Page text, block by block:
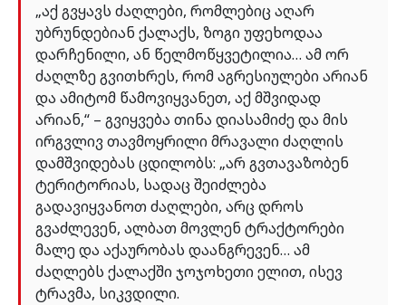
„აქ გვყავს ძაღლები, რომლებიც აღარ
უბრუნდებიან ქალაქს, ზოგი უფეხოდაა
დარჩენილი, ან წელმოწყვეტილია… ამ ორ
ძაღლზე გვითხრეს, რომ აგრესიულები არიან
და ამიტომ წამოვიყვანეთ, აქ მშვიდად
არიან,“ – გვიყვება თინა დიასამიძე და მის
ირგვლივ თავმოყრილი მრავალი ძაღლის
დამშვიდებას ცდილობს: „არ გვთავაზობენ
ტერიტორიას, სადაც შეიძლება
გადავიყვანოთ ძაღლები, არც დროს
გვაძლევენ, ალბათ მოვლენ ტრაქტორები
მალე და აქაურობას დაანგრევენ… ამ
ძაღლებს ქალაქში ჯოჯოხეთი ელით, ისევ
ტრავმა, სიკვდილი.